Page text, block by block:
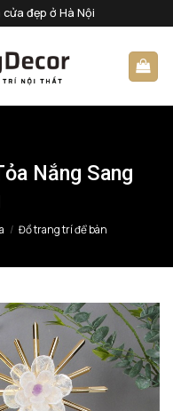
đẹp ở Hà Nội
Nắng Sang
/ Đồ trang trí để bàn